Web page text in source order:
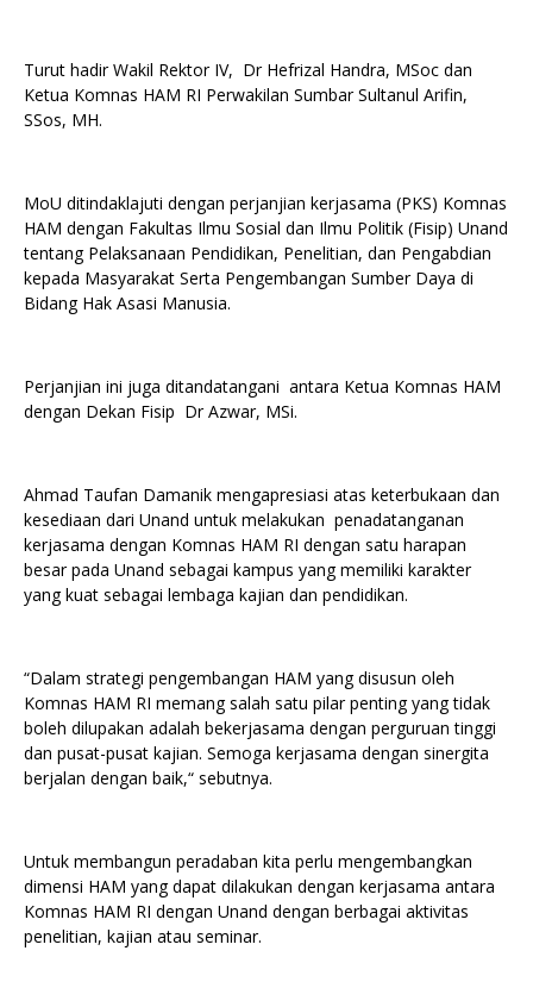
Turut hadir Wakil Rektor IV, Dr Hefrizal Handra, MSoc dan
Ketua Komnas HAM RI Perwakilan Sumbar Sultanul Arifin,
SSos, MH.
MoU ditindaklajuti dengan perjanjian kerjasama (PKS) Komnas
HAM dengan Fakultas Ilmu Sosial dan Ilmu Politik (Fisip) Unand
tentang Pelaksanaan Pendidikan, Penelitian, dan Pengabdian
kepada Masyarakat Serta Pengembangan Sumber Daya di
Bidang Hak Asasi Manusia.
Perjanjian ini juga ditandatangani antara Ketua Komnas HAM
dengan Dekan Fisip Dr Azwar, MSi.
Ahmad Taufan Damanik mengapresiasi atas keterbukaan dan
kesediaan dari Unand untuk melakukan penadatanganan
kerjasama dengan Komnas HAM RI dengan satu harapan
besar pada Unand sebagai kampus yang memiliki karakter
yang kuat sebagai lembaga kajian dan pendidikan.
“Dalam strategi pengembangan HAM yang disusun oleh
Komnas HAM RI memang salah satu pilar penting yang tidak
boleh dilupakan adalah bekerjasama dengan perguruan tinggi
dan pusat-pusat kajian. Semoga kerjasama dengan sinergita
berjalan dengan baik,“ sebutnya.
Untuk membangun peradaban kita perlu mengembangkan
dimensi HAM yang dapat dilakukan dengan kerjasama antara
Komnas HAM RI dengan Unand dengan berbagai aktivitas
penelitian, kajian atau seminar.